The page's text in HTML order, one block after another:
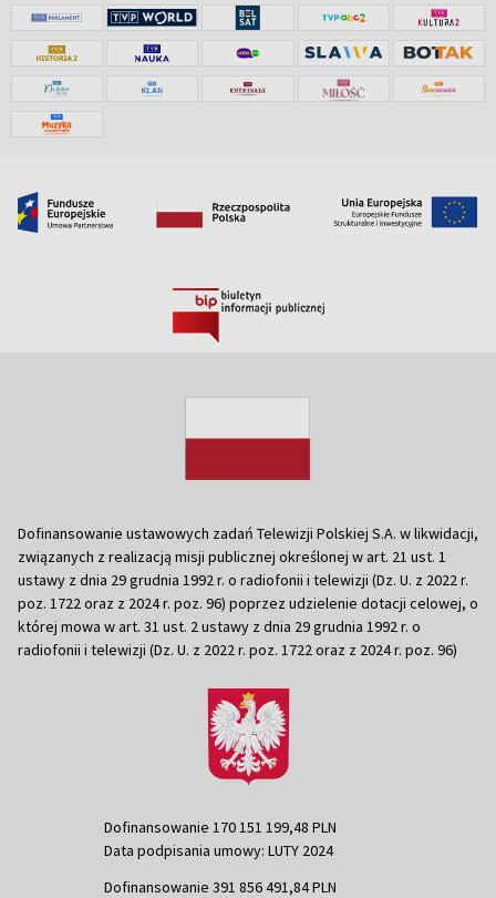
Dofinansowanie ustawowych zadań Telewizji Polskiej S.A. w likwidacji,
związanych z realizacją misji publicznej określonej w art. 21 ust. 1
ustawy z dnia 29 grudnia 1992 r. o radiofonii i telewizji (Dz. U. z 2022 r.
poz. 1722 oraz z 2024 r. poz. 96) poprzez udzielenie dotacji celowej, o
której mowa w art. 31 ust. 2 ustawy z dnia 29 grudnia 1992 r. o
radiofonii i telewizji (Dz. U. z 2022 r. poz. 1722 oraz z 2024 r. poz. 96)
Dofinansowanie 170 151 199,48 PLN
Data podpisania umowy: LUTY 2024
Dofinansowanie 391 856 491,84 PLN